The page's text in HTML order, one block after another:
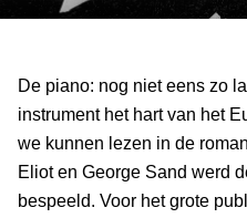
De piano: nog niet eens zo
instrument het hart van het
we kunnen lezen in de
Eliot en George Sand werd
bespeeld. Voor het grote